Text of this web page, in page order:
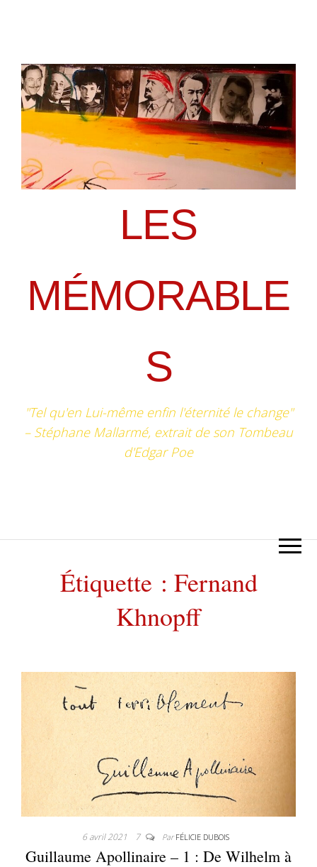
LES
MÉMORABLE
S
"Tel qu'en Lui-même enfin l'éternité le change"
– Stéphane Mallarmé, extrait de son Tombeau
d'Edgar Poe
Étiquette : Fernand
Khnopff
6 avril 2021 7 ParFÉLICIE DUBOIS
Guillaume Apollinaire – 1 : De Wilhelm à